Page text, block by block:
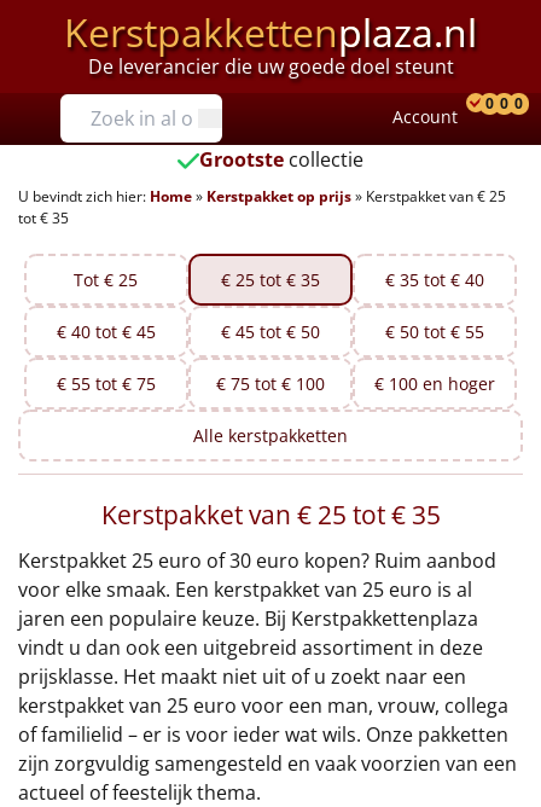
Kerstpakkettenplaza.nl
De leverancier die uw goede doel steunt
Prijzen
Tot €25
€25 tot €35
€35 tot €40
€40 tot €45
€45 tot €50
€50 tot €55
€75 tot €100
€100 en hoger
Alle kerstpakketten 2026
Thema
Origineel
Account
0 0 0
Grootste collectie
U bevindt zich hier: Home» Kerstpakket op prijs» Kerstpakket van € 25
tot € 35
Tot € 25 € 25 tot € 35 € 35 tot € 40
€ 40 tot € 45 € 45 tot € 50 € 50 tot € 55
€ 55 tot € 75 € 75 tot € 100 € 100 en hoger
Alle kerstpakketten
Kerstpakket van € 25 tot € 35
Kerstpakket 25 euro of 30 euro kopen? Ruim aanbod
voor elke smaak. Een kerstpakket van 25 euro is al
jaren een populaire keuze. Bij Kerstpakkettenplaza
vindt u dan ook een uitgebreid assortiment in deze
prijsklasse. Het maakt niet uit of u zoekt naar een
kerstpakket van 25 euro voor een man, vrouw, collega
of familielid – er is voor ieder wat wils. Onze pakketten
zijn zorgvuldig samengesteld en vaak voorzien van een
actueel of feestelijk thema.